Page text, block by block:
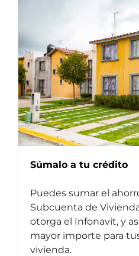
Súmalo a tu crédito
Puedes sumar el
Subcuenta de
otorga el Infonavit, y
mayor importe para
vivienda.